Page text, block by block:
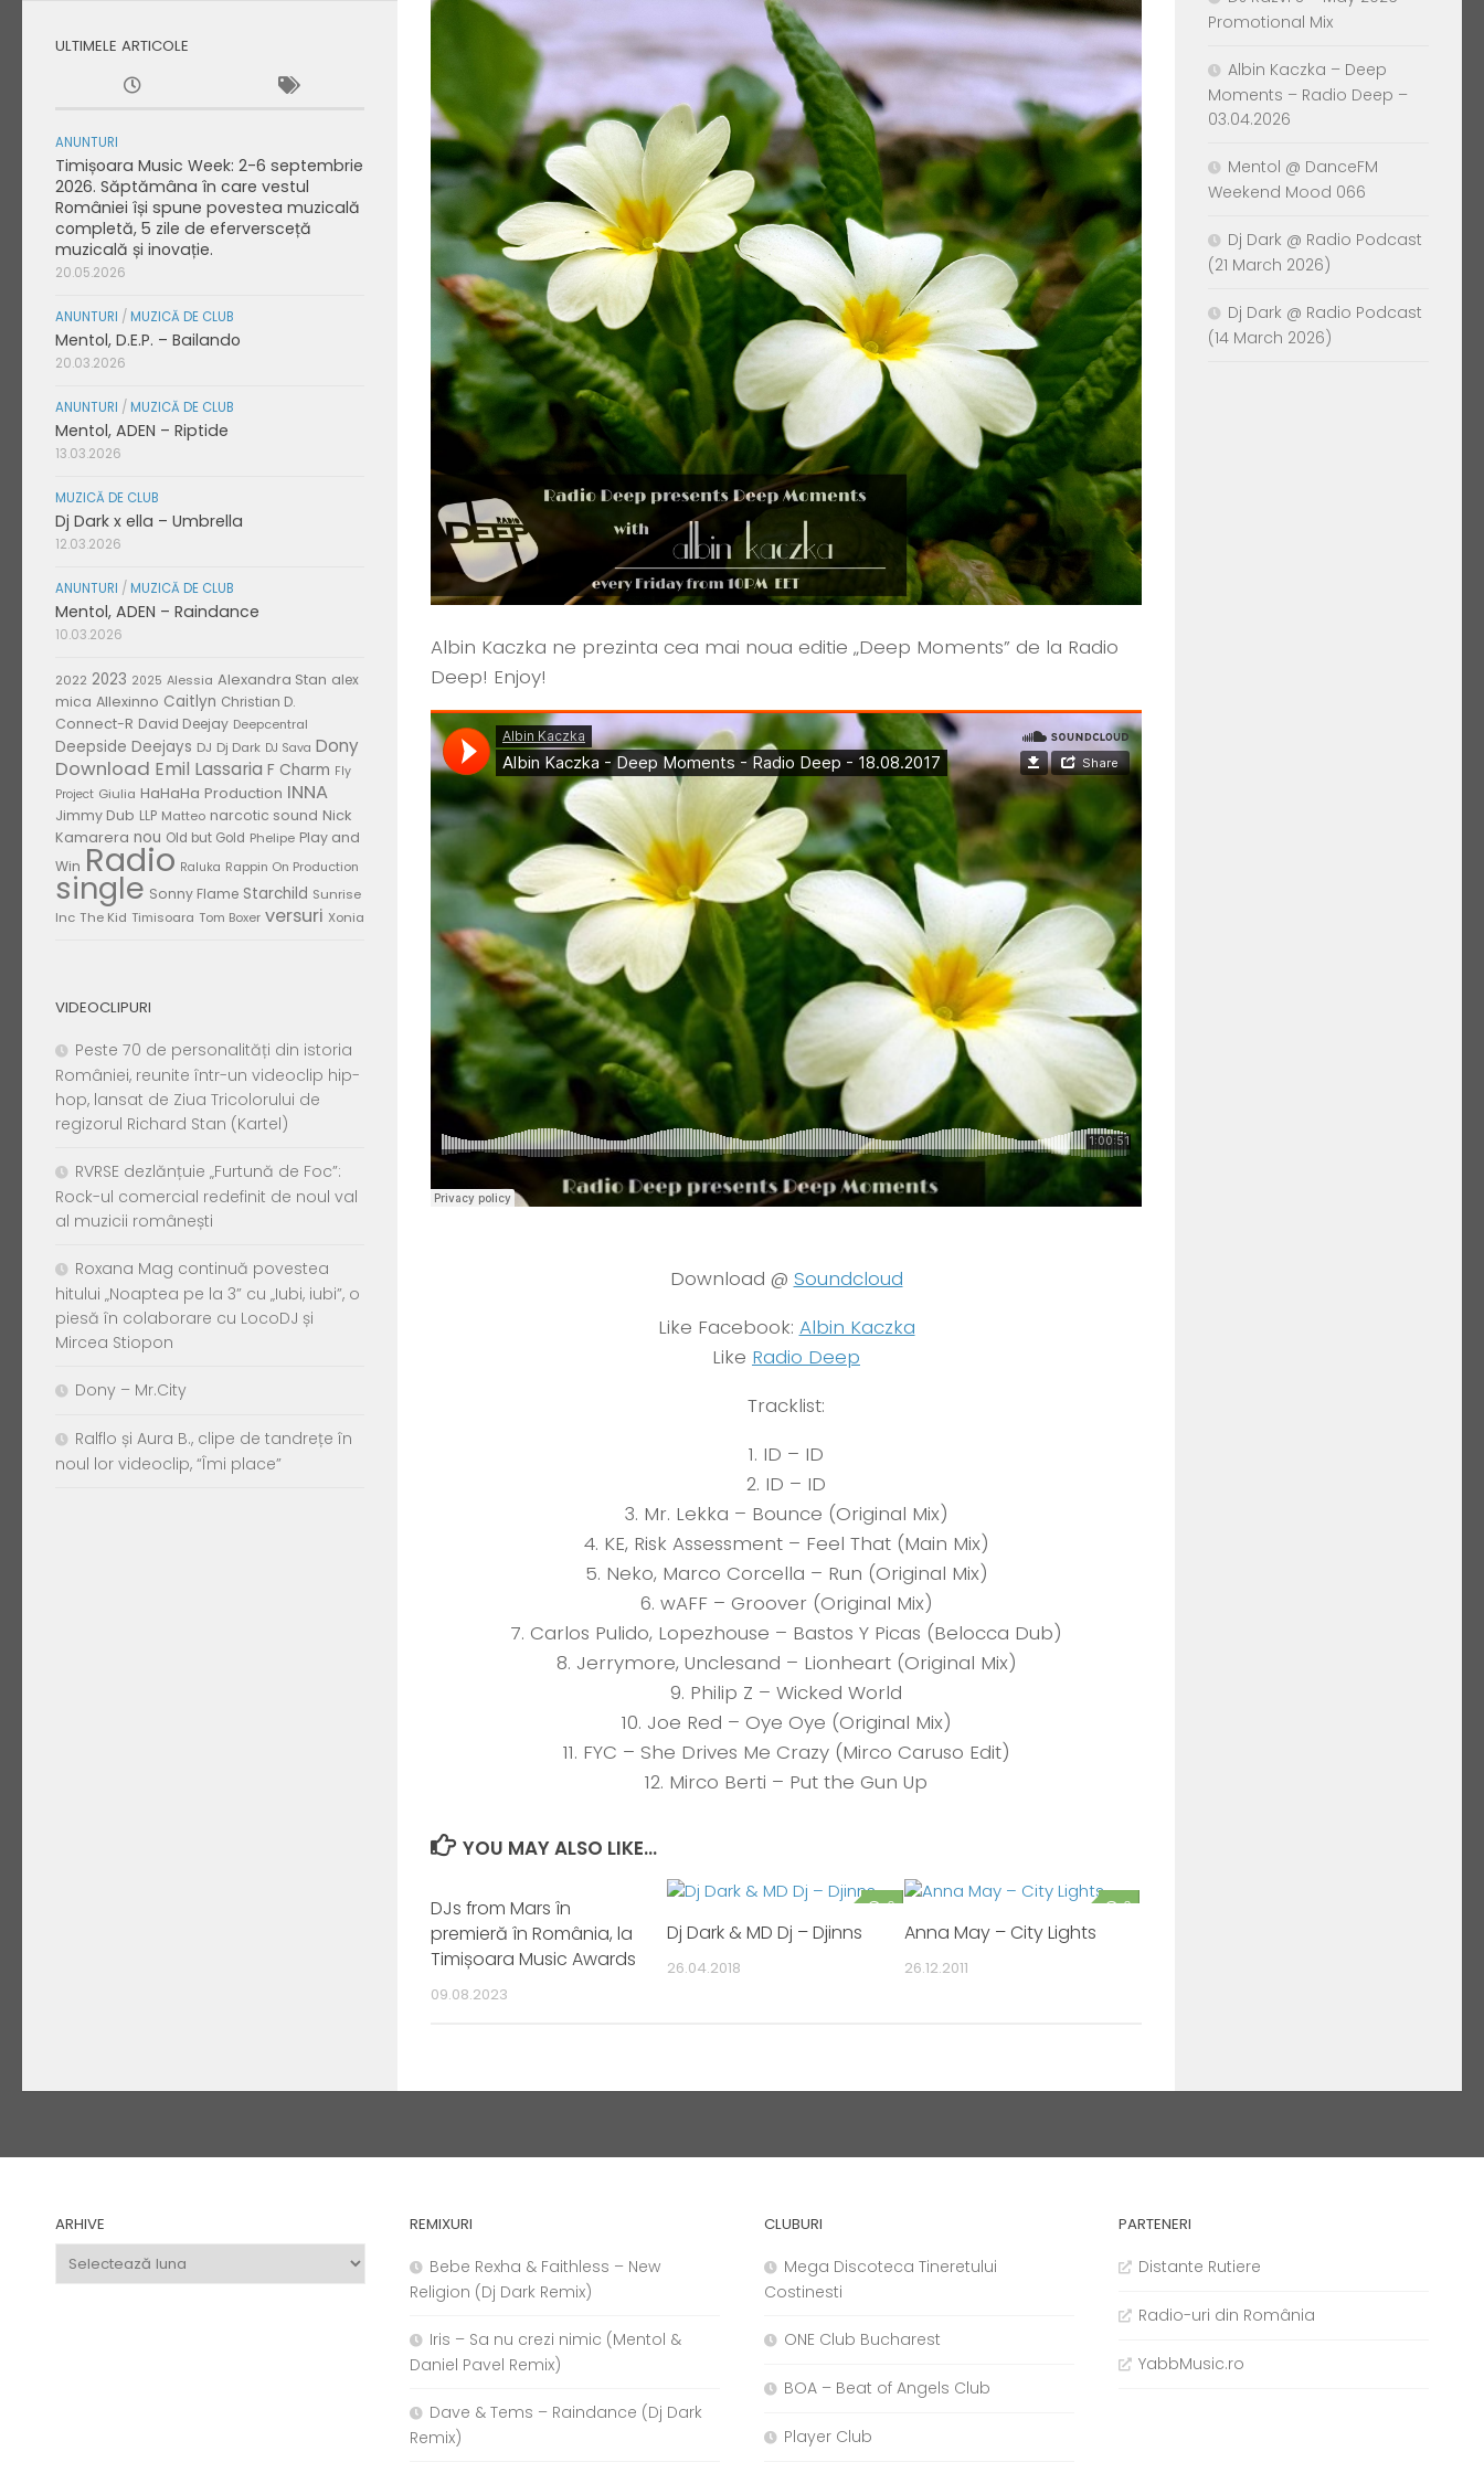
Albin Kaczka ne prezinta cea mai noua editie „Deep Moments” de la Radio
Deep! Enjoy!
Download @ Soundcloud
Like Facebook: Albin Kaczka
Like Radio Deep
Tracklist:
1. ID – ID
2. ID – ID
3. Mr. Lekka – Bounce (Original Mix)
4. KE, Risk Assessment – Feel That (Main Mix)
5. Neko, Marco Corcella – Run (Original Mix)
6. wAFF – Groover (Original Mix)
7. Carlos Pulido, Lopezhouse – Bastos Y Picas (Belocca Dub)
8. Jerrymore, Unclesand – Lionheart (Original Mix)
9. Philip Z – Wicked World
10. Joe Red – Oye Oye (Original Mix)
11. FYC – She Drives Me Crazy (Mirco Caruso Edit)
12. Mirco Berti – Put the Gun Up
YOU MAY ALSO LIKE...
DJs from Mars în
premieră în România, la
Timișoara Music Awards
09.08.2023
0
Dj Dark & MD Dj – Djinns
26.04.2018
0
Anna May – City Lights
26.12.2011
ULTIMELE ARTICOLE
ANUNTURI
Timișoara Music Week: 2-6 septembrie
2026. Săptămâna în care vestul
României își spune povestea muzicală
completă, 5 zile de eferversceță
muzicală și inovație.
20.05.2026
ANUNTURI / MUZICĂ DE CLUB
Mentol, D.E.P. – Bailando
20.03.2026
ANUNTURI / MUZICĂ DE CLUB
Mentol, ADEN – Riptide
13.03.2026
MUZICĂ DE CLUB
Dj Dark x ella – Umbrella
12.03.2026
ANUNTURI / MUZICĂ DE CLUB
Mentol, ADEN – Raindance
10.03.2026
2022 2023 2025 Alessia Alexandra Stan alex
mica Allexinno Caitlyn Christian D.
Connect-R David Deejay Deepcentral
Deepside Deejays DJ Dj Dark DJ Sava Dony
Download Emil Lassaria F Charm Fly
Project Giulia HaHaHa Production INNA
Jimmy Dub LLP Matteo narcotic sound Nick
Kamarera nou Old but Gold Phelipe Play and
Win Radio Raluka Rappin On Production
single Sonny Flame Starchild Sunrise
Inc The Kid Timisoara Tom Boxer versuri Xonia
VIDEOCLIPURI
Peste 70 de personalități din istoria
României, reunite într-un videoclip hip-
hop, lansat de Ziua Tricolorului de
regizorul Richard Stan (Kartel)
RVRSE dezlănțuie „Furtună de Foc”:
Rock-ul comercial redefinit de noul val
al muzicii românești
Roxana Mag continuă povestea
hitului „Noaptea pe la 3” cu „Iubi, iubi”, o
piesă în colaborare cu LocoDJ și
Mircea Stiopon
Dony – Mr.City
Ralflo și Aura B., clipe de tandrețe în
noul lor videoclip, “Îmi place”
Promotional Mix
Albin Kaczka – Deep
Moments – Radio Deep –
03.04.2026
Mentol @ DanceFM
Weekend Mood 066
Dj Dark @ Radio Podcast
(21 March 2026)
Dj Dark @ Radio Podcast
(14 March 2026)
ARHIVE
Arhive
REMIXURI
Bebe Rexha & Faithless – New
Religion (Dj Dark Remix)
Iris – Sa nu crezi nimic (Mentol &
Daniel Pavel Remix)
Dave & Tems – Raindance (Dj Dark
Remix)
CLUBURI
Mega Discoteca Tineretului
Costinesti
ONE Club Bucharest
BOA – Beat of Angels Club
Player Club
PARTENERI
Distante Rutiere
Radio-uri din România
YabbMusic.ro